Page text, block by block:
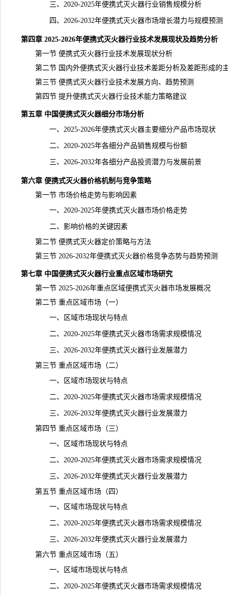
三、2020-2025年便携式灭火器行业销售规模分析
四、2026-2032年便携式灭火器市场增长潜力与规模预测
第四章 2025-2026年便携式灭火器行业技术发展现状及趋势分析
第一节 便携式灭火器行业技术发展现状分析
第二节 国内外便携式灭火器行业技术差距分析及差距形成的
第三节 便携式灭火器行业技术发展方向、趋势预测
第四节 提升便携式灭火器行业技术能力策略建议
第五章 中国便携式灭火器细分市场分析
一、2025-2026年便携式灭火器主要细分产品市场现状
二、2020-2025年各细分产品销售规模与份额
三、2026-2032年各细分产品投资潜力与发展前景
第六章 便携式灭火器价格机制与竞争策略
第一节 市场价格走势与影响因素
一、2020-2025年便携式灭火器市场价格走势
二、影响价格的关键因素
第二节 便携式灭火器定价策略与方法
第三节 2026-2032年便携式灭火器价格竞争态势与趋势预测
第七章 中国便携式灭火器行业重点区域市场研究
第一节 2025-2026年重点区域便携式灭火器市场发展概况
第二节 重点区域市场（一）
一、区域市场现状与特点
二、2020-2025年便携式灭火器市场需求规模情况
三、2026-2032年便携式灭火器行业发展潜力
第三节 重点区域市场（二）
一、区域市场现状与特点
二、2020-2025年便携式灭火器市场需求规模情况
三、2026-2032年便携式灭火器行业发展潜力
第四节 重点区域市场（三）
一、区域市场现状与特点
二、2020-2025年便携式灭火器市场需求规模情况
三、2026-2032年便携式灭火器行业发展潜力
第五节 重点区域市场（四）
一、区域市场现状与特点
二、2020-2025年便携式灭火器市场需求规模情况
三、2026-2032年便携式灭火器行业发展潜力
第六节 重点区域市场（五）
一、区域市场现状与特点
二、2020-2025年便携式灭火器市场需求规模情况